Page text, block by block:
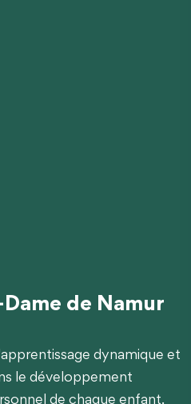
de Namur
dynamique et
le développement
de chaque enfant.